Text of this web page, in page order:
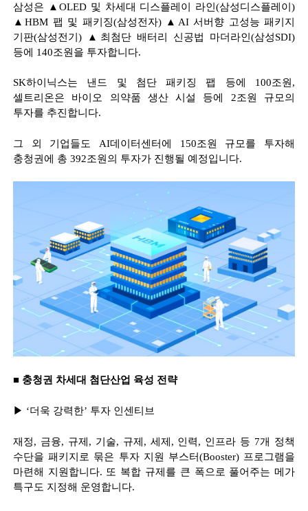
삼성은 ▲OLED 및 차세대 디스플레이 라인(삼성디스플레이)
▲HBM 팹 및 패키징(삼성전자) ▲ AI서버향 고성능 패키지
기판(삼성전기) ▲ 최첨단 배터리 신공법 마더라인(삼성SDI)
등에 140조원을 투자합니다.
SK하이닉스는 낸드 및 첨단 패키징 팹 등에 100조원 ,
셀트리온은 바이오 의약품 생산 시설 등에 2조원 규모의
투자를 추진합니다.
그 외 기업들도 AI데이터센터에 150조원 규모를 투자해
충청권에 총 392조원의 투자가 진행될 예정입니다.
■ 충청권 차세대 첨단산업 육성 전략
▶ ‘더욱 강력한’ 투자 인센티브
재정, 금융, 규제 , 기술, 규제 , 세제 , 인력, 인프라 등 7개 정책
수단을 패키지로 묶은 투자 지원 부스터(Booster) 프로그램을
마련해 지원합니다. 또 복합 규제를 큰 폭으로 풀어주는 메가
특구도 지정해 운영합니다.